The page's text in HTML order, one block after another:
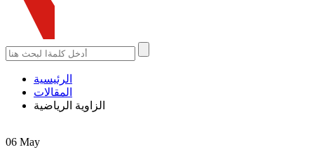
الرئيسية
المقالات
الزاوية الرياضية
06 May